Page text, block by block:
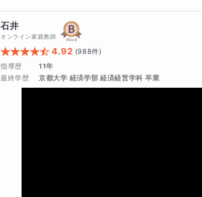
石井
オンライン家庭教師
4.92 (988件)
指導歴
11年
最終学歴
京都大学 経済学部 経済経営学科 卒業